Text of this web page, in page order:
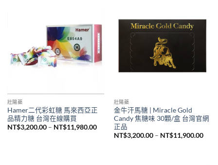
壯陽藥
Hamer二代彩虹糖 馬來西亞正
品精力糖 台灣在線購買
NT$3,200.00 – NT$11,980.00價
壯陽藥
金牛汗馬糖 | Miracle Gold
Candy 焦糖味 30顆/盒 台灣官網
正品
NT$3,200.00 – NT$11,900.00價